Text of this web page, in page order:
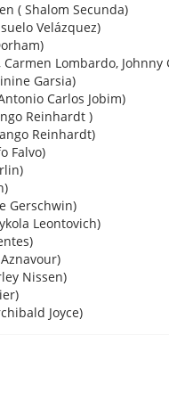
( Shalom Secunda)
Velázquez)
Lombardo, Johnny
Garsia)
Carlos Jobim)
Reinhardt )
Reinhardt)
Falvo)
Gerschwin)
Leontovich)
Nissen)
Joyce)